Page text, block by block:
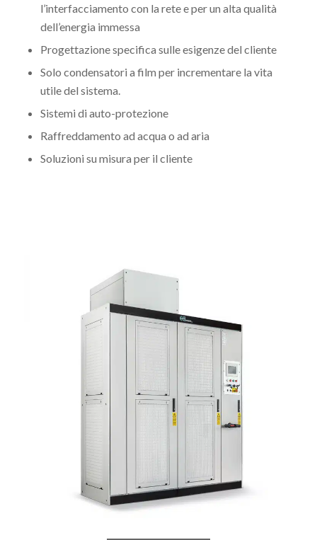
l’interfacciamento con la rete e per un alta qualità
dell’energia immessa
Progettazione specifica sulle esigenze del cliente
Solo condensatori a film per incrementare la vita
utile del sistema.
Sistemi di auto-protezione
Raffreddamento ad acqua o ad aria
Soluzioni su misura per il cliente